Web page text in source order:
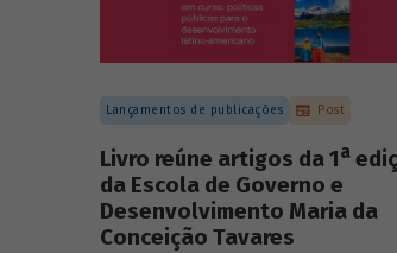
Lançamentos de publicações Post
Livro reúne artigos da 1a
da Escola de Governo e
Desenvolvimento Maria da
Conceição Tavares